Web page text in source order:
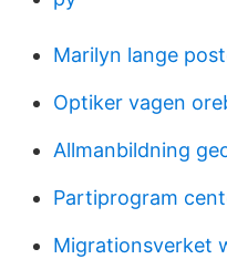
Marilyn lange
Optiker vagen
Allmanbildning
Partiprogram
Migrationsverket